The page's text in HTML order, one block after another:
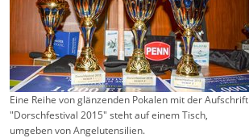
Eine Reihe von glänzenden Pokalen mit der Aufschrift
"Dorschfestival 2015" steht auf einem Tisch,
umgeben von Angelutensilien.